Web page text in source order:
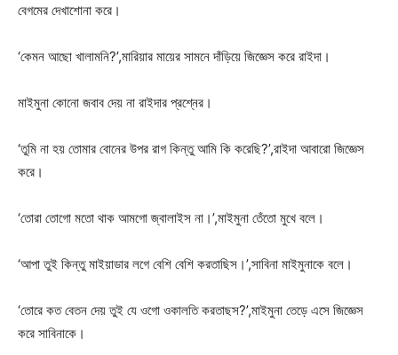
বেগমের দেখাশোনা করে।
‘কেমন আছো খালামনি?’,মারিয়ার মায়ের সামনে দাঁড়িয়ে জিজ্ঞেস করে রাইদা।
মাইমুনা কোনো জবাব দেয় না রাইদার প্রশ্নের।
‘তুমি না হয় তোমার বোনের উপর রাগ কিন্তু আমি কি করেছি?’,রাইদা আবারো জিজ্ঞেস
করে।
‘তোরা তোগো মতো থাক আমগো জ্বালাইস না।’,মাইমুনা তেঁতো মুখে বলে।
‘আপা তুই কিন্তু মাইয়াডার লগে বেশি বেশি করতাছিস।’,সাবিনা মাইমুনাকে বলে।
‘তোরে কত বেতন দেয় তুই যে ওগো ওকালতি করতাছস?’,মাইমুনা তেড়ে এসে জিজ্ঞেস
করে সাবিনাকে।